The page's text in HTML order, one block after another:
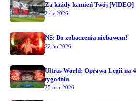
Za każdy kamień Twój [VIDEO]
2 sie 2026
NS: Do zobaczenia niebawem!
22 lip 2026
Ultras World: Oprawa Legii na
tygodnia
25 mar 2026